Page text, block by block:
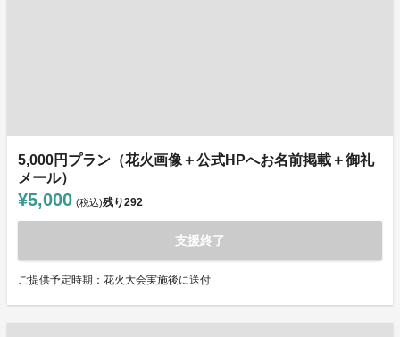
5,000円プラン（花火画像＋公式HPへお名前掲載＋御礼
メール）
¥5,000 (税込)残り292
支援終了
ご提供予定時期：花火大会実施後に送付